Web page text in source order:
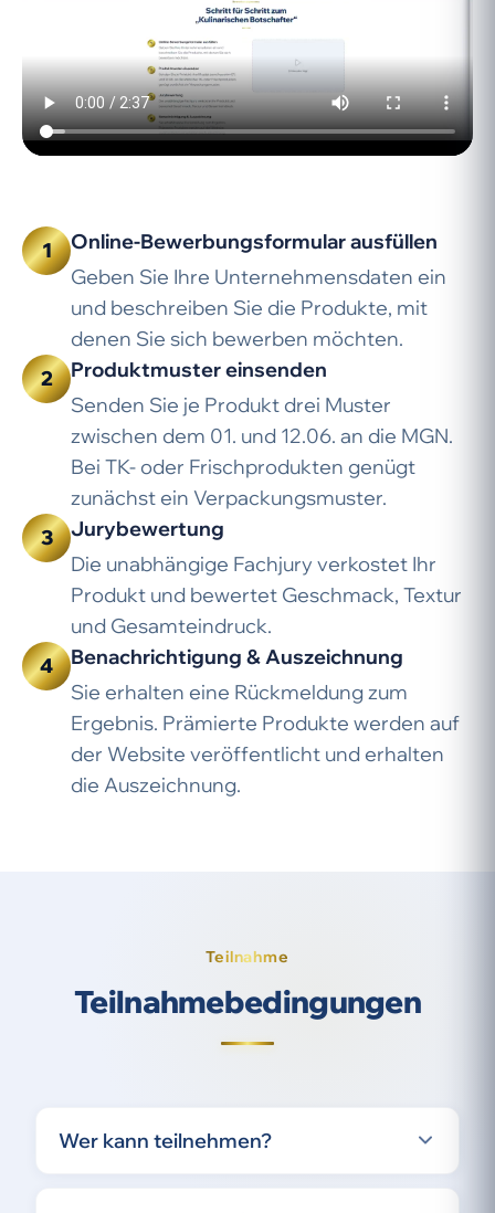
1
Online-Bewerbungs­formular ausfüllen
Geben Sie Ihre Unternehmensdaten ein
und beschreiben Sie die Produkte, mit
denen Sie sich bewerben möchten.
2
Produktmuster einsenden
Senden Sie je Produkt drei Muster
zwischen dem 01. und 12.06. an die MGN.
Bei TK- oder Frischprodukten genügt
zunächst ein Verpackungsmuster.
3
Jurybewertung
Die unabhängige Fachjury verkostet Ihr
Produkt und bewertet Geschmack, Textur
und Gesamteindruck.
4
Benachrichtigung & Auszeichnung
Sie erhalten eine Rückmeldung zum
Ergebnis. Prämierte Produkte werden auf
der Website veröffentlicht und erhalten
die Auszeichnung.
Teilnahme
Teilnahme­bedingungen
Wer kann teilnehmen?